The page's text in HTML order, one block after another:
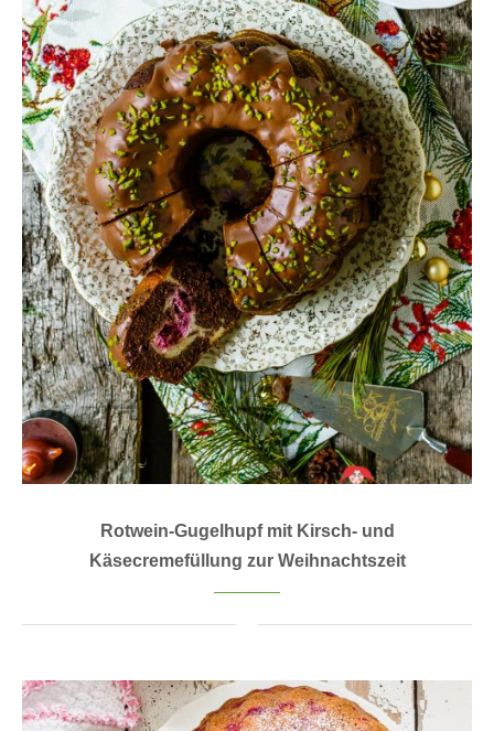
Rotwein-Gugelhupf mit Kirsch- und
Käsecremefüllung zur Weihnachtszeit